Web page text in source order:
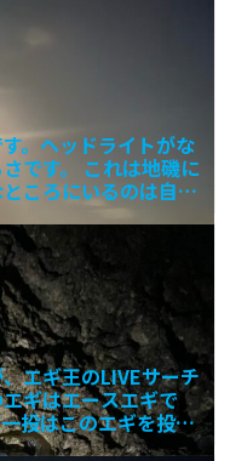
。ヘッドライトがな
です。 これは地磯に
ころにいるのは自分
エギ王のLIVEサーチ
ギはエースエギで
投はこのエギを投げ